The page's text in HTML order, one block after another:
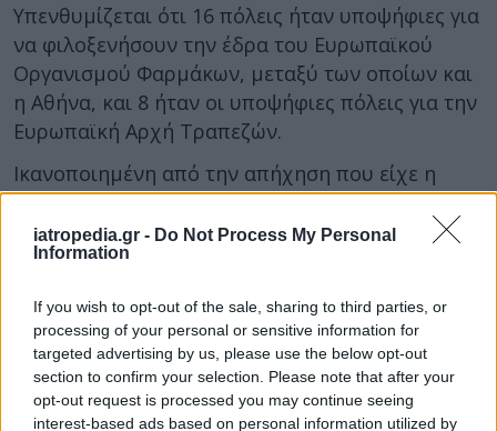
iatropedia.gr - Do Not Process My Personal
Information
If you wish to opt-out of the sale, sharing to third parties, or
processing of your personal or sensitive information for
targeted advertising by us, please use the below opt-out
section to confirm your selection. Please note that after your
opt-out request is processed you may continue seeing
interest-based ads based on personal information utilized by
Υπενθυμίζεται ότι 16 πόλεις ήταν υποψήφιες για
να φιλοξενήσουν την έδρα του Ευρωπαϊκού
Οργανισμού Φαρμάκων, μεταξύ των οποίων και
η Αθήνα, και 8 ήταν οι υποψήφιες πόλεις για την
Ευρωπαϊκή Αρχή Τραπεζών.
Ικανοποιημένη από την απήχηση που είχε η
ελληνική πρόταση για τη διεκδίκηση του
Ευρωπαϊκού Οργανισμού Φαρμάκων δηλώνει η
ελληνική πλευρά, σύμφωνα με διπλωματικές
Οι ίδιες πηγές χαρακτήρισαν «αξιοπρεπή» την
έβδομη θέση που έλαβε τελικά η υποψηφιότητα
της Αθήνας, ενώ σχολίασαν ότι εξ αρχής η
στρατηγική της Ελλάδας στηρίχθηκε στην